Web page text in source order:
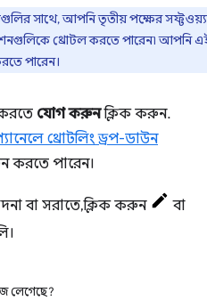
সাথে, আপনি তৃতীয় পক্ষের
থ্রোটল করতে পারেন৷ আপনি
পারেন।
যোগ করুনক্লিক করুন.
থ্রোটলিং ড্রপ-ডাউন
করতে পারেন।
বা সরাতে, ক্লিক করুন
বা
লেগেছে?